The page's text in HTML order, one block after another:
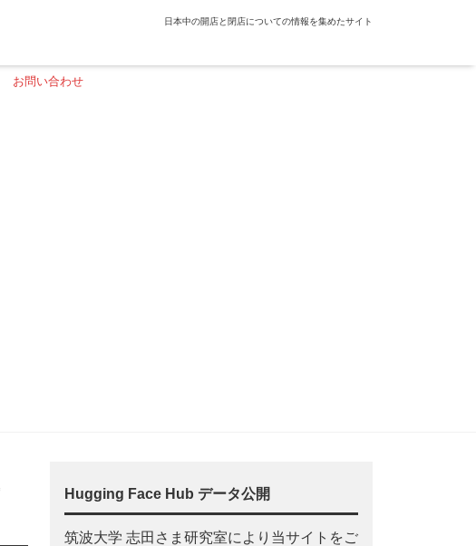
日本中の開店と閉店についての情報を集めたサイト
お問い合わせ
Hugging Face Hub データ公開
筑波大学 志田さま研究室により当サイトをご